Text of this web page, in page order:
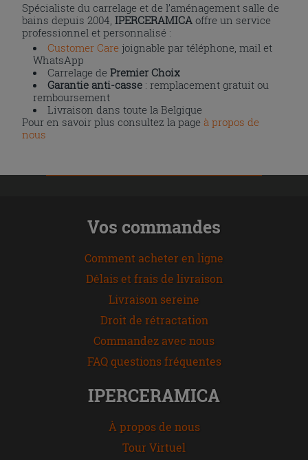
Spécialiste du carrelage et de l’aménagement salle de
bains depuis 2004,IPERCERAMICA offre un service
professionnel et personnalisé :
Customer Care joignable par téléphone, mail et
WhatsApp
Carrelage dePremier Choix
Garantie anti-casse : remplacement gratuit ou
remboursement
Livraison dans toute la Belgique
Pour en savoir plus consultez la page à propos de
nous
Vos commandes
Comment acheter en ligne
Délais et frais de livraison
Livraison sereine
Droit de rétractation
Commandez avec nous
FAQ questions fréquentes
IPERCERAMICA
À propos de nous
Tour Virtuel